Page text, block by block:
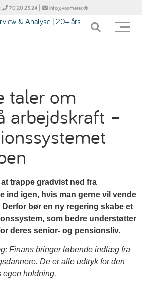
70 20 23 24 | info@voxmeter.dk
taler om
arbejdskraft –
trappe gradvist ned fra
ind igen, hvis man gerne vil vende
bør en ny regering skabe et
som bedre understøtter
deres senior- og pensionsliv.
Finans bringer løbende indlæg fra
De er alle udtryk for den
holdning.